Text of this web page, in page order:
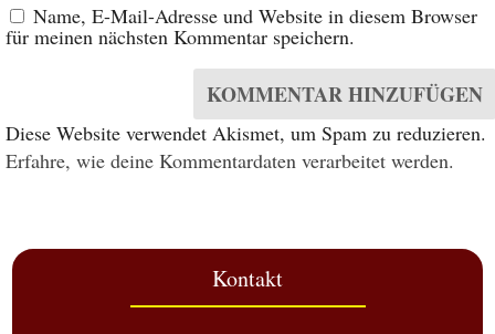
Name, E-Mail-Adresse und Website in diesem Browser
für meinen nächsten Kommentar speichern.
Diese Website verwendet Akismet, um Spam zu reduzieren.
Erfahre, wie deine Kommentardaten verarbeitet werden.
Kontakt